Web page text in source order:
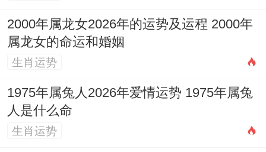
入局，聚会或旅行中易生情缘，但「劫煞」
阻隔，谨防三角关系，建议佩戴【祥安阁九
心态上以「食神」滋养自我，提升吸引力。
3.已婚者怎样维护婚姻与谐？
2000年属龙女2026年的运势及运程 2000年
属龙女的命运和婚姻
生肖运势
1975年属兔人2026年爱情运势 1975年属兔
人是什么命
生肖运势